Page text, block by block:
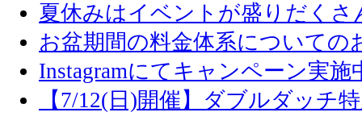
夏休みはイベントが盛りだくさ
お盆期間の料金体系についての
Instagramにてキャンペーン実施
【7/12(日)開催】ダブルダッチ